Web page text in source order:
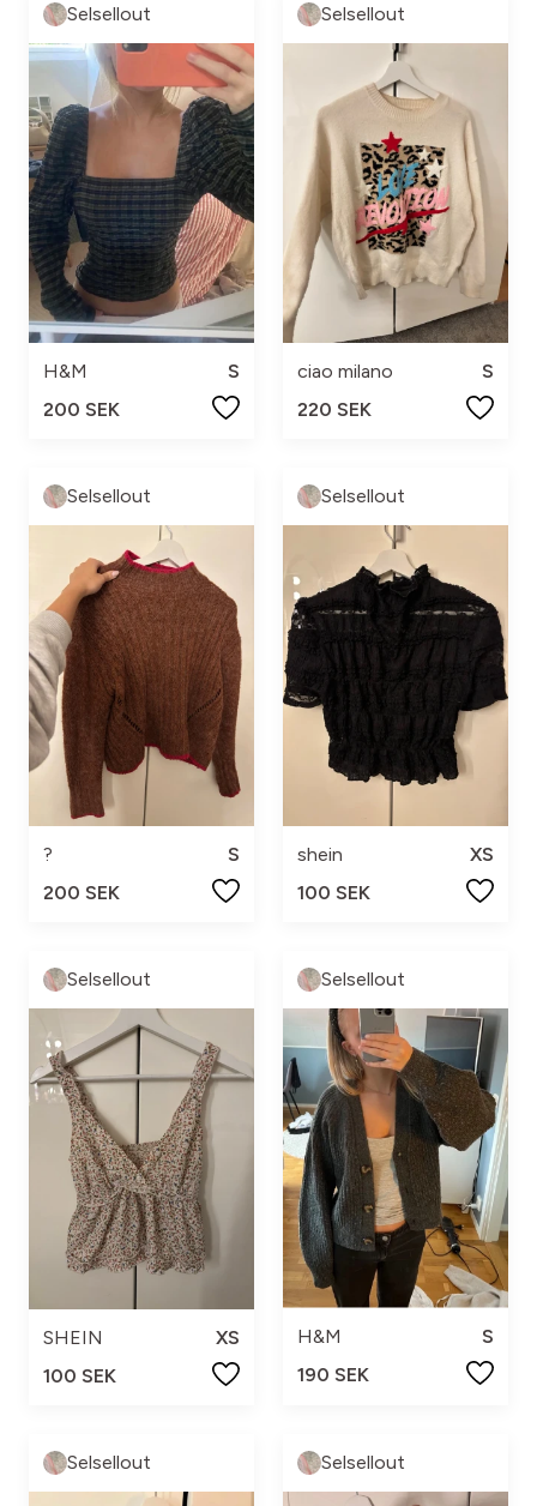
Selsellout
H&M
S
200 SEK
Selsellout
ciao milano
S
220 SEK
Selsellout
?
S
200 SEK
Selsellout
shein
XS
100 SEK
Selsellout
SHEIN
XS
100 SEK
Selsellout
H&M
S
190 SEK
Selsellout Selsellout